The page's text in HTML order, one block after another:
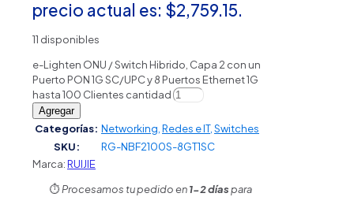
precio actual es: $2,759.15.
11 disponibles
e-Lighten ONU / Switch Hibrido, Capa 2 con un
Puerto PON 1G SC/UPC y 8 Puertos Ethernet 1G
hasta 100 Clientes cantidad
Agregar
Categorías: Networking,Redes e IT,Switches
SKU:
RG-NBF2100S-8GT1SC
Marca:RUIJIE
⏱️Procesamos tu pedido en1-2 díaspara